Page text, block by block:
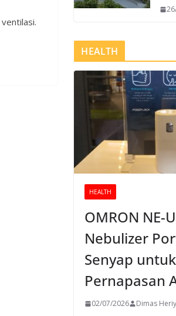
HEALTH
HEALTH
OMRON NE-
Nebulizer
Senyap
Pernapasan
02/07/2026 Dimas